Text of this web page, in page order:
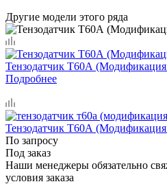
Другие модели этого ряда
Тензодатчик Т60А
Подробнее
Тензодатчик Т60А
По запросу
Под заказ
Наши менеджеры обязательно
условия заказа